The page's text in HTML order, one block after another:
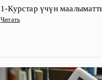
1-Курстар үчүн
Читать